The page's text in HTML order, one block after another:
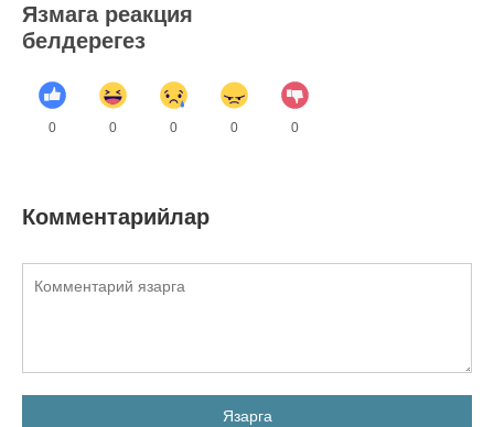
Язмага реакция
белдерегез
0 0 0 0 0
Комментарийлар
Язарга